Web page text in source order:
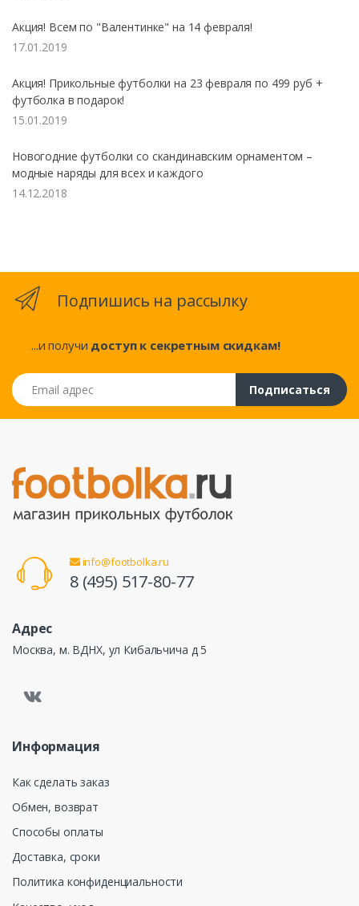
Акция! Всем по "Валентинке" на 14 февраля!
17.01.2019
Акция! Прикольные футболки на 23 февраля по 499 руб +
футболка в подарок!
15.01.2019
Новогодние футболки со скандинавским орнаментом –
модные наряды для всех и каждого
14.12.2018
Подпишись на рассылку
...и получи доступ к секретным скидкам!
Email адрес
Подписаться
info@footbolka.ru
8 (495) 517-80-77
Адрес
Москва, м. ВДНХ, ул Кибальчича д 5
Информация
Как сделать заказ
Обмен, возврат
Способы оплаты
Доставка, сроки
Политика конфиденциальности